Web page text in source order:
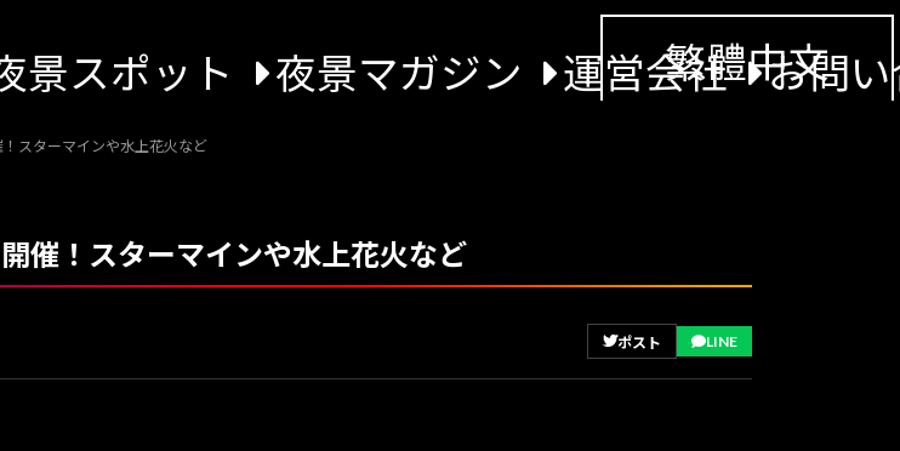
景スポット 夜景マガジン 運営会社 お問
繁體中文
スターマインや水上花火など
催！スターマインや水上花火など
ポスト LINE